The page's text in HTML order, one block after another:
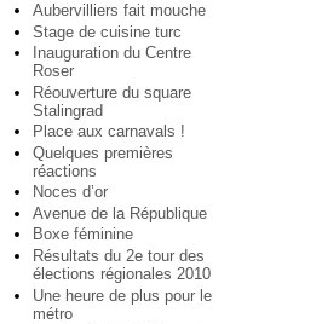
Aubervilliers fait mouche
Stage de cuisine turc
Inauguration du Centre
Roser
Réouverture du square
Stalingrad
Place aux carnavals !
Quelques premières
réactions
Noces d’or
Avenue de la République
Boxe féminine
Résultats du 2e tour des
élections régionales 2010
Une heure de plus pour le
métro